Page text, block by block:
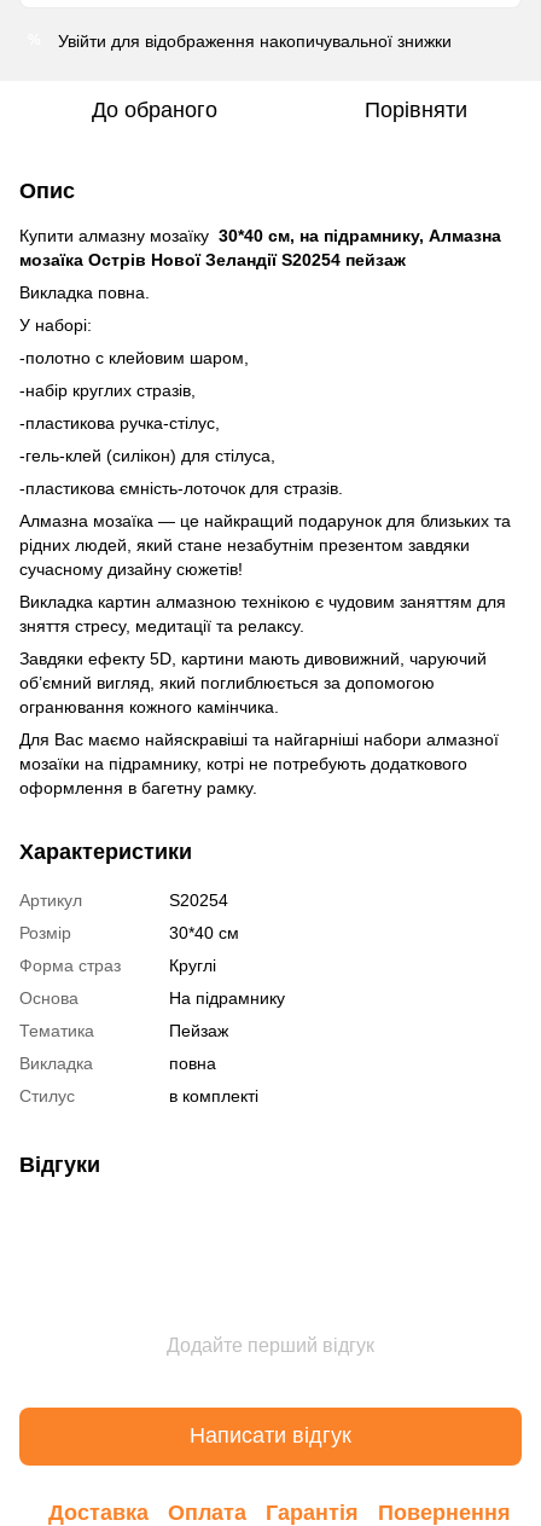
Увійти для відображення накопичувальної знижки
До обраного Порівняти
Опис
Купити алмазну мозаїку 30*40 см, на підрамнику, Алмазна
мозаїка Острів Нової Зеландії S20254 пейзаж
Викладка повна.
У наборі:
-полотно с клейовим шаром,
-набір круглих стразів,
-пластикова ручка-стілус,
-гель-клей (силікон) для стілуса,
-пластикова ємність-лоточок для стразів.
Алмазна мозаїка — це найкращий подарунок для близьких та
рідних людей, який стане незабутнім презентом завдяки
сучасному дизайну сюжетів!
Викладка картин алмазною технікою є чудовим заняттям для
зняття стресу, медитації та релаксу.
Завдяки ефекту 5D, картини мають дивовижний, чаруючий
об’ємний вигляд, який поглиблюється за допомогою
огранювання кожного камінчика.
Для Вас маємо найяскравіші та найгарніші набори алмазної
мозаїки на підрамнику, котрі не потребують додаткового
оформлення в багетну рамку.
Характеристики
Артикул
S20254
Розмір
30*40 см
Форма страз
Круглі
Основа
На підрамнику
Тематика
Пейзаж
Викладка
повна
Стилус
в комплекті
Відгуки
Додайте перший відгук
Написати відгук
Доставка Оплата Гарантія Повернення